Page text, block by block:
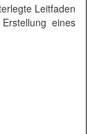
Leitfaden
eines